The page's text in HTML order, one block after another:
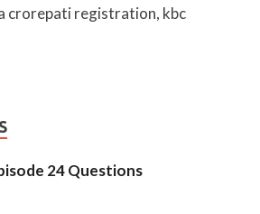
crorepati registration, kbc
24 Questions